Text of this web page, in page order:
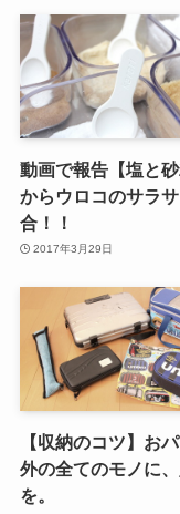
動画で報告【塩と
からウロコのサラ
合！！
2017年3月29日
【収納のコツ】お
外の全てのモノに
を。